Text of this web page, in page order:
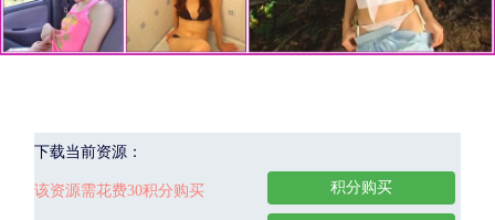
下载当前资源：
该资源需花费30积分购买 积分购买